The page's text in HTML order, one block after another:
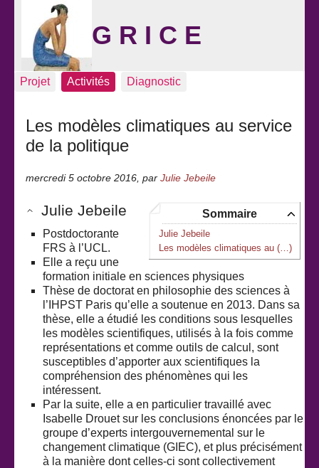
G R I C E
Projet Activités Diagnostic
Les modèles climatiques au service
de la politique
mercredi 5 octobre 2016 par Julie Jebeile
Sommaire
Julie Jebeile
Les modèles climatiques au (…)
Julie Jebeile
Postdoctorante
FRS à l’UCL.
Elle a reçu une
formation initiale en sciences physiques
Thèse de doctorat en philosophie des sciences à
l’IHPST Paris qu’elle a soutenue en 2013. Dans sa
thèse, elle a étudié les conditions sous lesquelles
les modèles scientifiques, utilisés à la fois comme
représentations et comme outils de calcul, sont
susceptibles d’apporter aux scientifiques la
compréhension des phénomènes qui les
intéressent.
Par la suite, elle a en particulier travaillé avec
Isabelle Drouet sur les conclusions énoncées par le
groupe d’experts intergouvernemental sur le
changement climatique (GIEC), et plus précisément
à la manière dont celles-ci sont collectivement